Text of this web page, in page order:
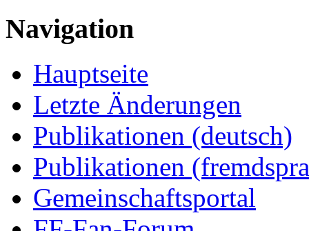
Navigation
Hauptseite
Letzte Änderungen
Publikationen (deutsch)
Publikationen
Gemeinschaftsportal